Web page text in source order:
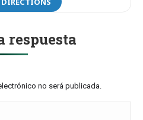
respuesta
no será publicada.